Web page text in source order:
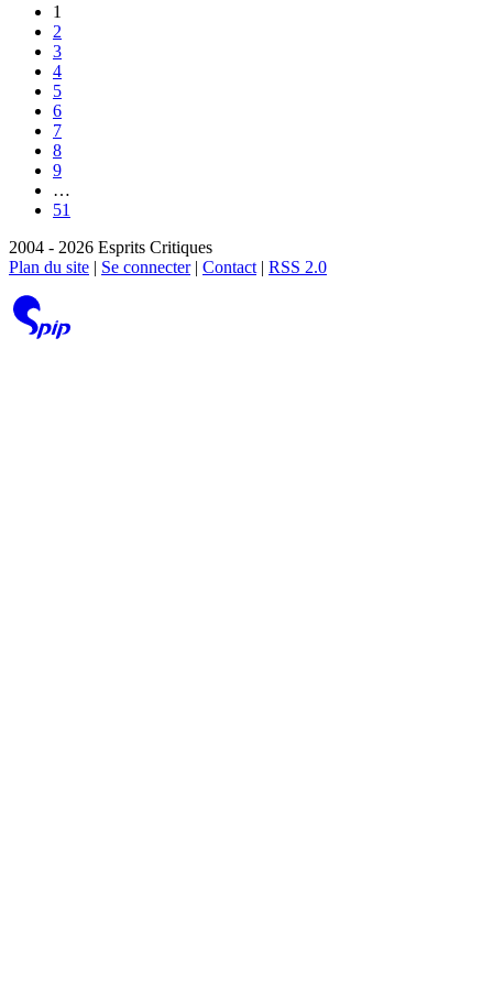
1
2
3
4
5
6
7
8
9
…
51
2004 - 2026 Esprits Critiques
Plan du site | Se connecter| Contact | RSS 2.0